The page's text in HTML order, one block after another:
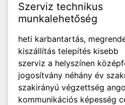
Szerviz technikus
munkalehetőség
heti karbantartás,
kiszállítás telepítés kisebb
szerviz a helyszínen
jogosítvány néhány év
szakirányú végzettség
kommunikációs képesség